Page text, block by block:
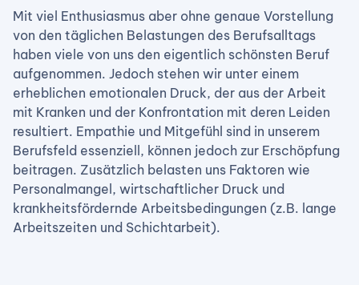
Mit viel Enthusiasmus aber ohne genaue Vorstellung
von den täglichen Belastungen des Berufsalltags
haben viele von uns den eigentlich schönsten Beruf
aufgenommen. Jedoch stehen wir unter einem
erheblichen emotionalen Druck, der aus der Arbeit
mit Kranken und der Konfrontation mit deren Leiden
resultiert. Empathie und Mitgefühl sind in unserem
Berufsfeld essenziell, können jedoch zur Erschöpfung
beitragen. Zusätzlich belasten uns Faktoren wie
Personalmangel, wirtschaftlicher Druck und
krankheitsfördernde Arbeitsbedingungen (z.B. lange
Arbeitszeiten und Schichtarbeit).